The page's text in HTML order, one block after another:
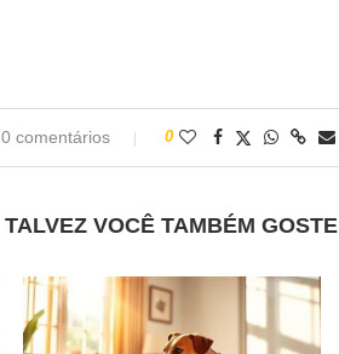
0 comentários 0
TALVEZ VOCÊ TAMBÉM GOSTE